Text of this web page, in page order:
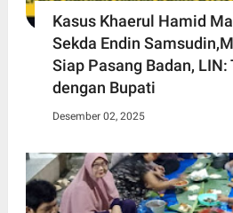
Kasus Khaerul Hamid
Sekda Endin
Siap Pasang Badan,
dengan Bupati
Desember 02, 2025